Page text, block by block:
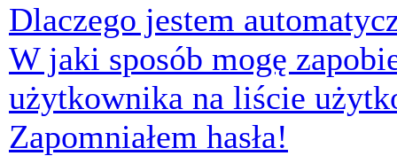
Dlaczego jestem
W jaki sposób mogę
użytkownika na liście
Zapomniałem hasła!